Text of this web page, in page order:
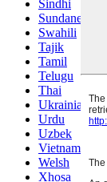
Sindhi
Sundanese
Swahili
Tajik
Tamil
Telugu
Thai
Ukrainian
Urdu
Uzbek
Vietnamese
Welsh
Xhosa